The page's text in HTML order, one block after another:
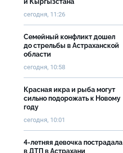
сегодня, 11:26
Семейный конфликт дошел
до стрельбы в Астраханской
области
сегодня, 10:58
Красная икра и рыба могут
сильно подорожать к Новому
году
сегодня, 10:01
4-летняя девочка пострадала
в ДТП в Астрахани